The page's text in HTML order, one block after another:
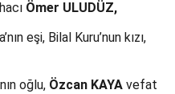
Ömer ULUDÜZ,
eşi, Bilal Kuru’nun kızı,
oğlu, Özcan KAYAvefat